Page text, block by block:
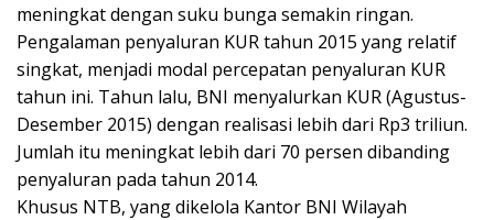
meningkat dengan suku bunga semakin ringan.
Pengalaman penyaluran KUR tahun 2015 yang relatif
singkat, menjadi modal percepatan penyaluran KUR
tahun ini. Tahun lalu, BNI menyalurkan KUR (Agustus-
Desember 2015) dengan realisasi lebih dari Rp3 triliun.
Jumlah itu meningkat lebih dari 70 persen dibanding
penyaluran pada tahun 2014.
Khusus NTB, yang dikelola Kantor BNI Wilayah